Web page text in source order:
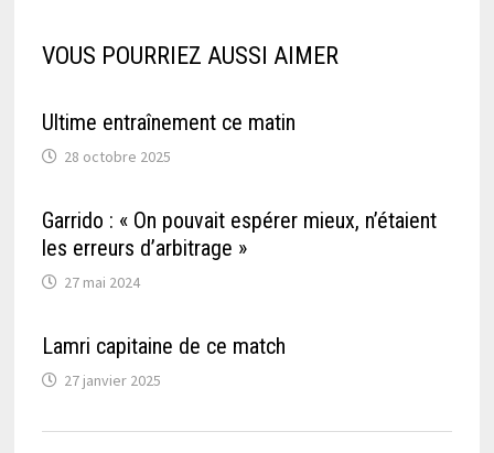
VOUS POURRIEZ AUSSI AIMER
Ultime entraînement ce matin
28 octobre 2025
Garrido : « On pouvait espérer mieux, n’étaient
les erreurs d’arbitrage »
27 mai 2024
Lamri capitaine de ce match
27 janvier 2025